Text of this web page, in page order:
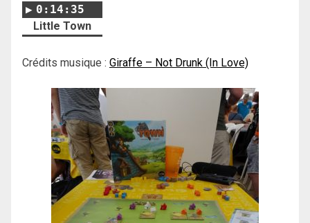
0:14:35
Little Town
Crédits musique : Giraffe – Not Drunk (In Love)